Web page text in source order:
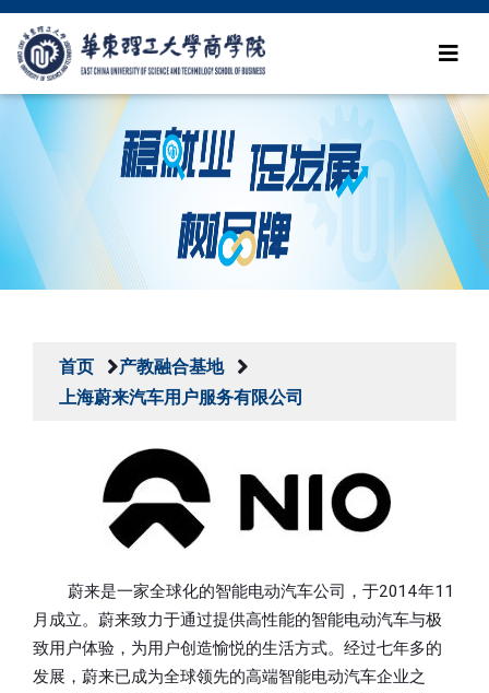
首页
产教融合基地
上海蔚来汽车用户服务有限公司
蔚来是一家全球化的智能电动汽车公司，于2014年11
月成立。蔚来致力于通过提供高性能的智能电动汽车与极
致用户体验，为用户创造愉悦的生活方式。经过七年多的
发展，蔚来已成为全球领先的高端智能电动汽车企业之